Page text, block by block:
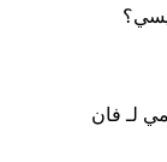
لـ فان